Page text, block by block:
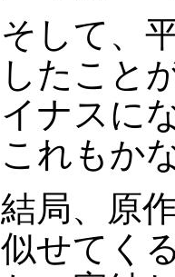
そして、
したこと
イナスに
これもか
結局、原
似せてく